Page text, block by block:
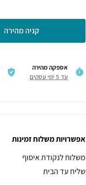
קניה מהירה
אספקה מהירה
עד 5 ימי עסקים
אפשרויות משלוח זמינות
משלוח לנקודת איסוף
שליח עד הבית